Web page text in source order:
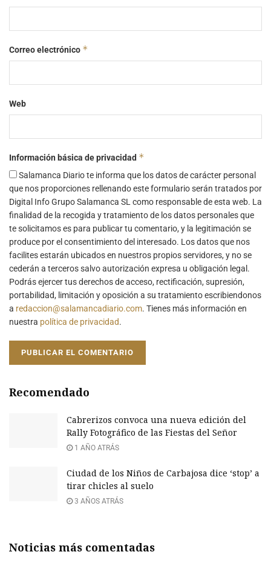
Correo electrónico *
Web
Información básica de privacidad *
Salamanca Diario te informa que los datos de carácter personal
que nos proporciones rellenando este formulario serán tratados por
Digital Info Grupo Salamanca SL como responsable de esta web. La
finalidad de la recogida y tratamiento de los datos personales que
te solicitamos es para publicar tu comentario, y la legitimación se
produce por el consentimiento del interesado. Los datos que nos
facilites estarán ubicados en nuestros propios servidores, y no se
cederán a terceros salvo autorización expresa u obligación legal.
Podrás ejercer tus derechos de acceso, rectificación, supresión,
portabilidad, limitación y oposición a su tratamiento escribiendonos
a redaccion@salamancadiario.com. Tienes más información en
nuestra política de privacidad.
Recomendado
Cabrerizos convoca una nueva edición del
Rally Fotográfico de las Fiestas del Señor
1 AÑO ATRÁS
Ciudad de los Niños de Carbajosa dice ‘stop’ a
tirar chicles al suelo
3 AÑOS ATRÁS
Noticias más comentadas